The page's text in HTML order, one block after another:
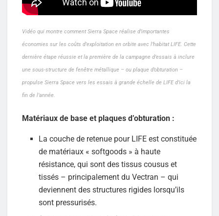
Vidéo qui montre comment Sierra Space réalise d’importantes
économies sur les coûts d’exploitation en orbite avec l’habitat LIFE. Cette
dernière étape réussie et la première de la campagne d’essais à inclure
une sous-structure de fenêtre métallique – ou plaque d’obturation –
propulse Sierra Space vers les essais à grande échelle de LIFE d’ici la
fin de l’année.
Matériaux de base et plaques d’obturation :
La couche de retenue pour LIFE est constituée
de matériaux « softgoods » à haute
résistance, qui sont des tissus cousus et
tissés – principalement du Vectran – qui
deviennent des structures rigides lorsqu’ils
sont pressurisés.